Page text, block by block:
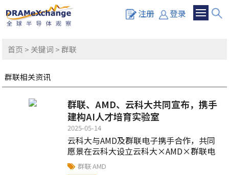
注册 登录
首页 > 关键词 > 群联
群联相关资讯
群联、AMD、云科大共同宣布，携手
建构AI人才培育实验室
2025-05-14
云科大与AMD及群联电子携手合作，共同
愿景在云科大设立云科大×AMD×群联电
子人才培育实验室...
群联AMD